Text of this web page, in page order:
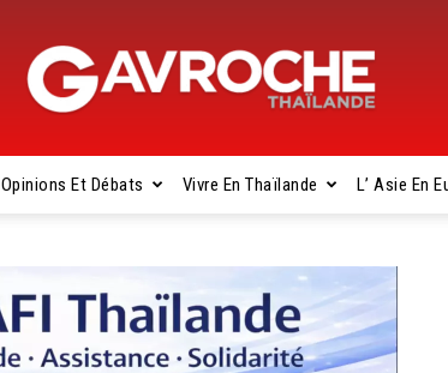
Gavroche
Thaïlande
Opinions Et Débats Vivre En Thaïlande L’ Asie En